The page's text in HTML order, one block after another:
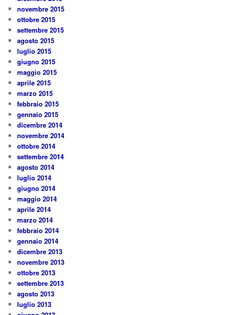
novembre 2015
ottobre 2015
settembre 2015
agosto 2015
luglio 2015
giugno 2015
maggio 2015
aprile 2015
marzo 2015
febbraio 2015
gennaio 2015
dicembre 2014
novembre 2014
ottobre 2014
settembre 2014
agosto 2014
luglio 2014
giugno 2014
maggio 2014
aprile 2014
marzo 2014
febbraio 2014
gennaio 2014
dicembre 2013
novembre 2013
ottobre 2013
settembre 2013
agosto 2013
luglio 2013